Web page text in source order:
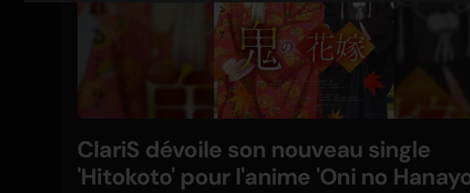
ClariS dévoile son nouveau single
'Hitokoto' pour l'anime 'Oni no